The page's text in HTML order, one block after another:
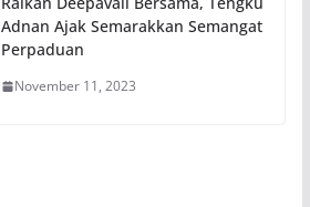
Adnan Ajak Semarakkan Semangat
Perpaduan
November 11, 2023